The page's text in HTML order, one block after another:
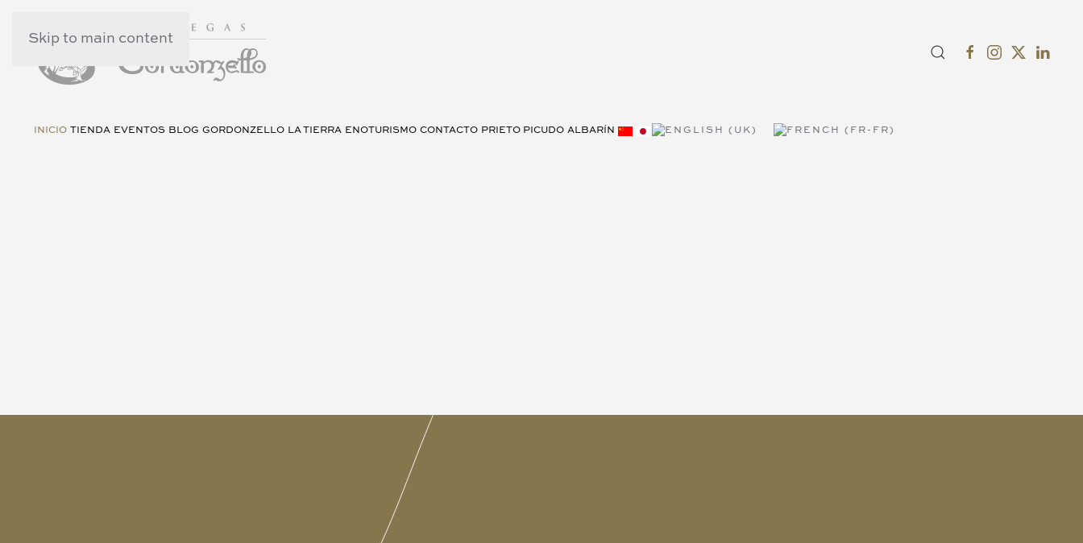
Skip to main content
INICIO TIENDA EVENTOS BLOG GORDONZELLO LA TIERRA ENOTURISMO CONTACTO PRIETO PICUDO ALBARÍN